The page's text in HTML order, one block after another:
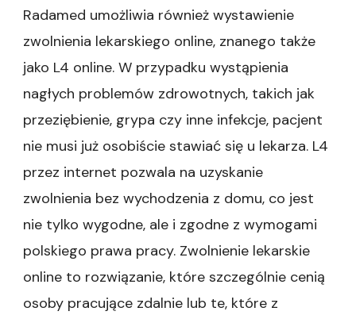
Radamed umożliwia również wystawienie
zwolnienia lekarskiego online, znanego także
jako L4 online. W przypadku wystąpienia
nagłych problemów zdrowotnych, takich jak
przeziębienie, grypa czy inne infekcje, pacjent
nie musi już osobiście stawiać się u lekarza. L4
przez internet pozwala na uzyskanie
zwolnienia bez wychodzenia z domu, co jest
nie tylko wygodne, ale i zgodne z wymogami
polskiego prawa pracy. Zwolnienie lekarskie
online to rozwiązanie, które szczególnie cenią
osoby pracujące zdalnie lub te, które z